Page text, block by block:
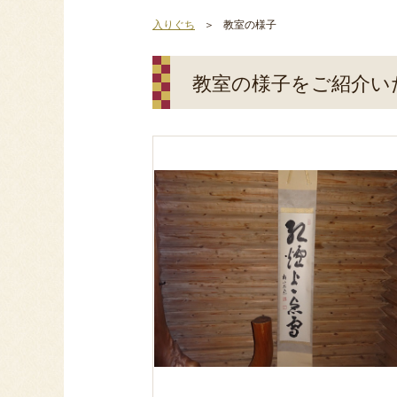
入りぐち 教室の様子
教室の様子をご紹介